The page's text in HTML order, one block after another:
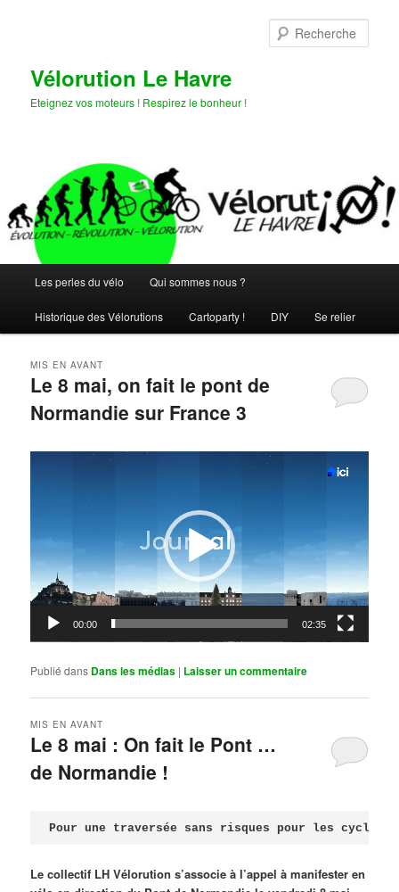
Vélorution Le Havre
Eteignez vos moteurs ! Respirez le bonheur !
principal
Les perles du vélo Qui sommes nous ?
Historique des Vélorutions Cartoparty ! DIY Se relier
Le 8 mai, on fait le pont de
Normandie sur France 3
MIS EN AVANT
00:00 02:35
Publié dans Dans les médias | Laisser un commentaire
Le 8 mai : On fait le Pont …
de Normandie !
MIS EN AVANT
Pour une traversée sans risques pour les
Le collectif LH Vélorution s’associe à l’appel à manifester en